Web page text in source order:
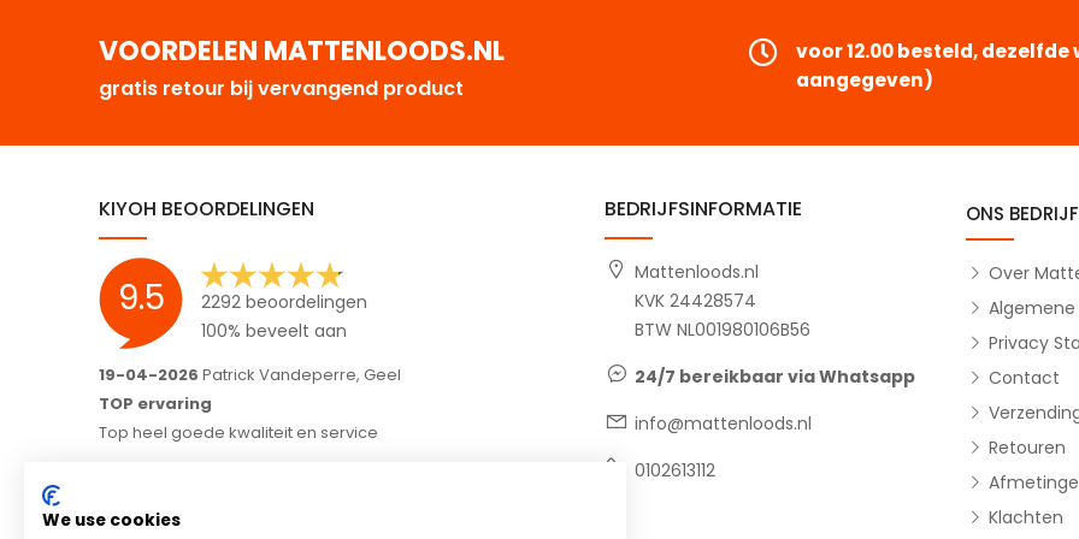
VOORDELEN MATTENLOODS.NL
gratis retour bij vervangend product
voor 12.00 besteld,
aangegeven)
KIYOH BEOORDELINGEN
9.5
2292 beoordelingen
100% beveelt aan
16-04-2026 Hoveniers Arjo B.V., Garderen-Ermelo
Meedenken in je wensen en correct alle afspraken
nakomen;)
15-04-2026Jeanette, Woudenberg
14-
Top
kreeg
of ik
ook
BEDRIJFSINFORMATIE
Mattenloods.nl
KVK 24428574
BTW NL001980106B56
24/7 bereikbaar via Whatsapp
info@mattenloods.nl
0102613112
ONS BEDRIJF
Over
Privacy
Contact
Retouren
Klachten
We use cookies